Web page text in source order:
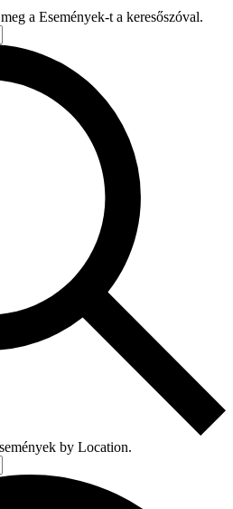
a Események-t a keresőszóval.
by Location.